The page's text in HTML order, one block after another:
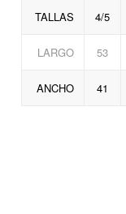
TALLAS 4/5
LARGO 53
ANCHO 41